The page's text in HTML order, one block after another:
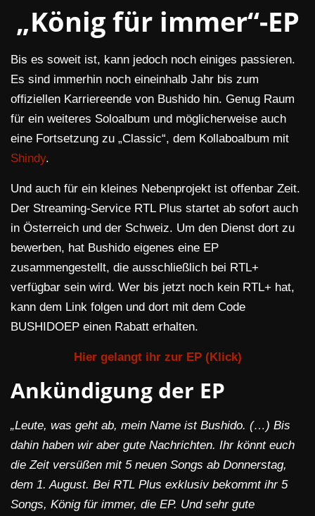
„König für immer“-EP
Bis es soweit ist, kann jedoch noch einiges passieren.
Es sind immerhin noch eineinhalb Jahr bis zum
offiziellen Karriereende von Bushido hin. Genug Raum
für ein weiteres Soloalbum und möglicherweise auch
eine Fortsetzung zu „Classic“, dem Kollaboalbum mit
Shindy.
Und auch für ein kleines Nebenprojekt ist offenbar Zeit.
Der Streaming-Service RTL Plus startet ab sofort auch
in Österreich und der Schweiz. Um den Dienst dort zu
bewerben, hat Bushido eigenes eine EP
zusammengestellt, die ausschließlich bei RTL+
verfügbar sein wird. Wer bis jetzt noch kein RTL+ hat,
kann dem Link folgen und dort mit dem Code
BUSHIDOEP einen Rabatt erhalten.
Hier gelangt ihr zur EP (Klick)
Ankündigung der EP
„Leute, was geht ab, mein Name ist Bushido. (…) Bis
dahin haben wir aber gute Nachrichten. Ihr könnt euch
die Zeit versüßen mit 5 neuen Songs ab Donnerstag,
dem 1. August. Bei RTL Plus exklusiv bekommt ihr 5
Songs, König für immer, die EP. Und sehr gute